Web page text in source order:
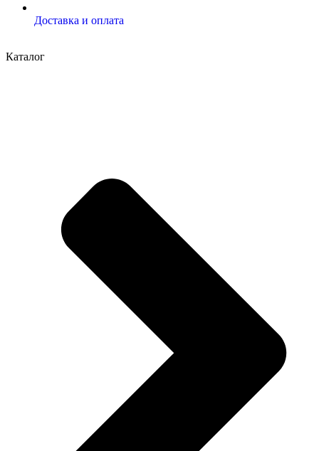
Доставка и оплата
Каталог